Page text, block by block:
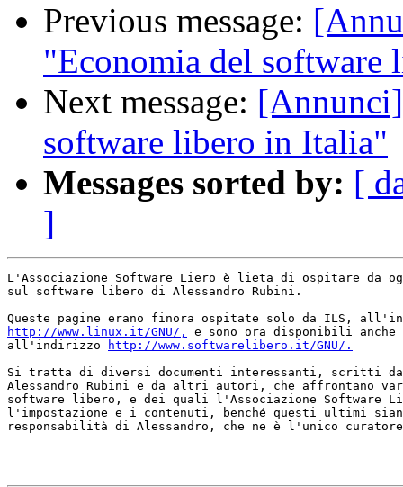
Previous message:
"Economia del software
Next message:
software libero in Italia"
Messages sorted by: [
]
L'Associazione Software Liero è lieta di ospitare da
sul software libero di Alessandro Rubini.
http://www.linux.it/GNU/,
e sono ora disponibili anche
all'indirizzo
http://www.softwarelibero.it/GNU/.
Si tratta di diversi documenti interessanti, scritti
Alessandro Rubini e da altri autori, che affrontano
software libero, e dei quali l'Associazione Software
l'impostazione e i contenuti, benché questi ultimi
responsabilità di Alessandro, che ne è l'unico